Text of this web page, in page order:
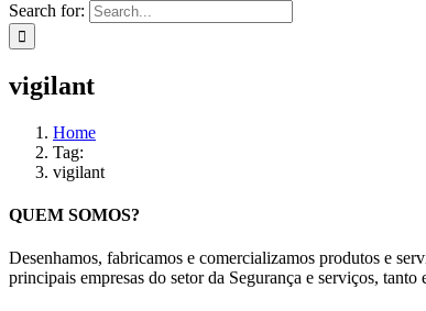
Search for:
vigilant
Home
Tag:
vigilant
QUEM SOMOS?
Desenhamos, fabricamos e comercializamos produtos e
principais empresas do setor da Segurança e serviços,